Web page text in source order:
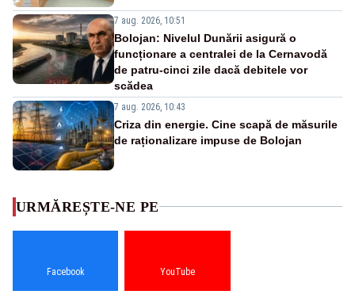
7 aug. 2026, 10:51
Bolojan: Nivelul Dunării asigură o
funcționare a centralei de la Cernavodă
de patru-cinci zile dacă debitele vor
scădea
7 aug. 2026, 10:43
Criza din energie. Cine scapă de măsurile
de raționalizare impuse de Bolojan
URMĂREȘTE-NE PE
Facebook YouTube